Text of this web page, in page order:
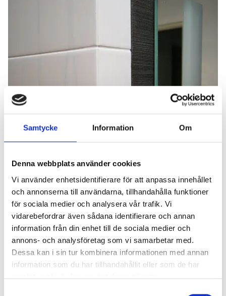
Samtycke Information Om
Denna webbplats använder cookies
Vi använder enhetsidentifierare för att anpassa innehållet
och annonserna till användarna, tillhandahålla funktioner
för sociala medier och analysera vår trafik. Vi
vidarebefordrar även sådana identifierare och annan
information från din enhet till de sociala medier och
annons- och analysföretag som vi samarbetar med.
Dessa kan i sin tur kombinera informationen med annan
information som du har tillhandahållit eller som de har
samlat in när du har använt deras tjänster.